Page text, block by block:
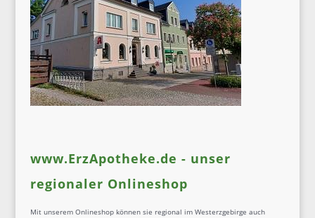
www.ErzApotheke.de - unser
regionaler Onlineshop
Mit unserem Onlineshop können sie regional im Westerzgebirge auch